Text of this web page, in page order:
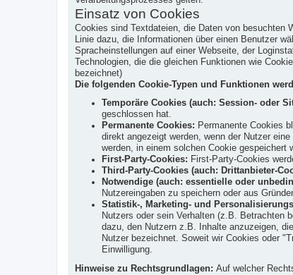
Einsatz von Cookies
Cookies sind Textdateien, die Daten von besuchten
Linie dazu, die Informationen über einen Benutzer
Spracheinstellungen auf einer Webseite, der
Technologien, die die gleichen Funktionen wie
bezeichnet)
Die folgenden Cookie-Typen und Funktionen
Temporäre Cookies (auch: Session- oder
geschlossen hat.
Permanente Cookies: Permanente Cookies
direkt angezeigt werden, wenn der Nutzer
werden, in einem solchen Cookie gespeichert
First-Party-Cookies: First-Party-Cookies
Third-Party-Cookies (auch: Drittanbieter-
Notwendige (auch: essentielle oder
Nutzereingaben zu speichern oder aus
Statistik-, Marketing- und
Nutzers oder sein Verhalten (z.B. Betrachten
dazu, den Nutzern z.B. Inhalte anzuzeigen,
Nutzer bezeichnet. Soweit wir Cookies oder
Einwilligung.
Hinweise zu Rechtsgrundlagen: Auf welcher